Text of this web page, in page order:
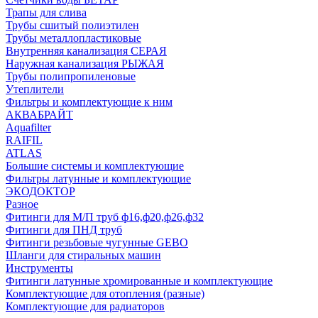
Трапы для слива
Трубы сшитый полиэтилен
Трубы металлопластиковые
Внутренняя канализация СЕРАЯ
Наружная канализация РЫЖАЯ
Трубы полипропиленовые
Утеплители
Фильтры и комплектующие к ним
АКВАБРАЙТ
Aquafilter
RAIFIL
ATLAS
Большие системы и комплектующие
Фильтры латунные и комплектующие
ЭКОДОКТОР
Разное
Фитинги для М/П труб ф16,ф20,ф26,ф32
Фитинги для ПНД труб
Фитинги резьбовые чугунные GEBO
Шланги для стиральных машин
Инструменты
Фитинги латунные хромированные и комплектующие
Комплектующие для отопления (разные)
Комплектующие для радиаторов